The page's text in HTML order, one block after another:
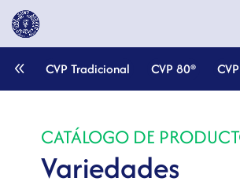
CVP Tradicional CVP 80®
CVP Tradicional CVP 80®
Variedades
CATÁLOGO DE